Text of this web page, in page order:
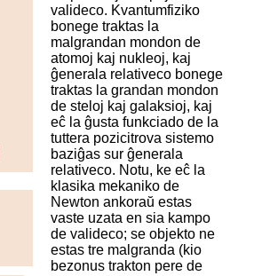
valideco. Kvantumfiziko
bonege traktas la
malgrandan mondon de
atomoj kaj nukleoj, kaj
ĝenerala relativeco bonege
traktas la grandan mondon
de steloj kaj galaksioj, kaj
eĉ la ĝusta funkciado de la
tuttera pozicitrova sistemo
baziĝas sur ĝenerala
relativeco. Notu, ke eĉ la
klasika mekaniko de
Newton ankoraŭ estas
vaste uzata en sia kampo
de valideco; se objekto ne
estas tre malgranda (kio
bezonus trakton pere de